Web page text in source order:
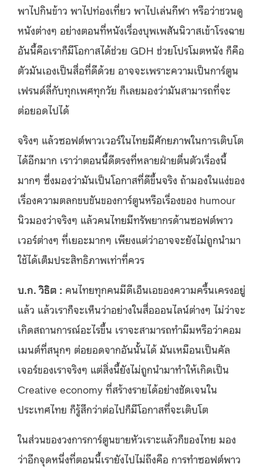
พาไปกินข้าว พาไปท่องเที่ยว พาไปเล่นกีฬา หรือว่าชวนดู
หนังต่างๆ อย่างตอนที่หนังเรื่องบุพเพสันนิวาสเข้าโรงฉาย
อันนี้คือเราก็มีโอกาสได้ช่วย GDH ช่วยโปรโมตหนัง ก็คือ
ตัวมันเองเป็นสื่อที่ดีด้วย อาจจะเพราะความเป็นการ์ตูน
เฟรนด์ลี่กับทุกเพศทุกวัย ก็เลยมองว่ามันสามารถที่จะ
ต่อยอดไปได้
จริงๆ แล้วซอฟต์พาวเวอร์ในไทยมีศักยภาพในการเติบโต
ได้อีกมาก เราว่าตอนนี้ดีตรงที่หลายฝ่ายตื่นตัวเรื่องนี้
มากๆ ซึ่งมองว่ามันเป็นโอกาสที่ดีขึ้นจริง ถ้ามองในแง่ของ
เรื่องความตลกขบขันของการ์ตูนหรือเรื่องของ humour
นิวมองว่าจริงๆ แล้วคนไทยมีทรัพยากรด้านซอฟต์พาว
เวอร์ต่างๆ ที่เยอะมากๆ เพียงแต่ว่าอาจจะยังไม่ถูกนำมา
ใช้ได้เต็มประสิทธิภาพเท่าที่ควร
บ.ก. วิธิต : คนไทยทุกคนมีดีเอ็นเอของความครื้นเครงอยู่
แล้ว แล้วเราก็จะเห็นว่าอย่างในสื่อออนไลน์ต่างๆ ไม่ว่าจะ
เกิดสถานการณ์อะไรขึ้น เราจะสามารถทำมีมหรือว่าคอม
เมนต์ที่สนุกๆ ต่อยอดจากอันนั้นได้ มันเหมือนเป็นคัล
เจอร์ของเราจริงๆ แต่สิ่งนี้ยังไม่ถูกนำมาทำให้เกิดเป็น
Creative economy ที่สร้างรายได้อย่างชัดเจนใน
ประเทศไทย ก็รู้สึกว่าต่อไปก็มีโอกาสที่จะเติบโต
ในส่วนของวงการการ์ตูนขายหัวเราะแล้วก็ของไทย มอง
ว่าอีกจุดหนึ่งที่ตอนนี้เรายังไปไม่ถึงคือ การทำซอฟต์พาว